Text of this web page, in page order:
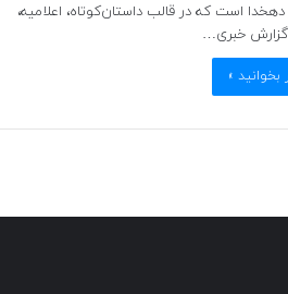
دهخدا است که در قالب داستان‌کوتاه، اعلامیه،
گزارش خبری…
بخوانید »